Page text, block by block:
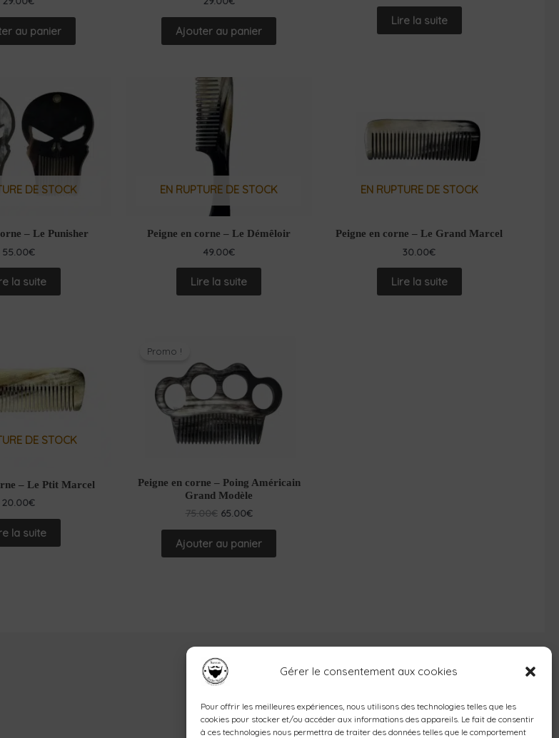
Gérer le consentement aux cookies
Pour offrir les meilleures expériences, nous utilisons des technologies telles que les
cookies pour stocker et/ou accéder aux informations des appareils. Le fait de consentir
à ces technologies nous permettra de traiter des données telles que le comportement
au panier Ajouter au panier
Lire la suite
DE STOCK
– Le Punisher
55.00€
la suite
EN RUPTURE DE STOCK
Peigne en corne – Le Démêloir
49.00€
Lire la suite
EN RUPTURE DE STOCK
Peigne en corne – Le Grand Marcel
30.00€
Lire la suite
DE STOCK
– Le Ptit Marcel
20.00€
la suite
Promo !
Peigne en corne – Poing Américain
Grand Modèle
75.00€ 65.00€
Ajouter au panier